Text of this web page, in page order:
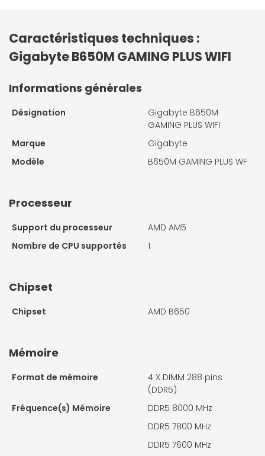
Caractéristiques techniques :
Gigabyte B650M GAMING PLUS WIFI
Informations générales
Désignation
Gigabyte B650M
GAMING PLUS WIFI
Marque
Gigabyte
Modèle
B650M GAMING PLUS WF
Processeur
Support du processeur
AMD AM5
Nombre de CPU supportés
1
Chipset
Chipset AMD B650
Mémoire
Format de mémoire 4 X DIMM 288 pins
(DDR5)
Fréquence(s) Mémoire
DDR5 8000 MHz
DDR5 7800 MHz
DDR5 7600 MHz